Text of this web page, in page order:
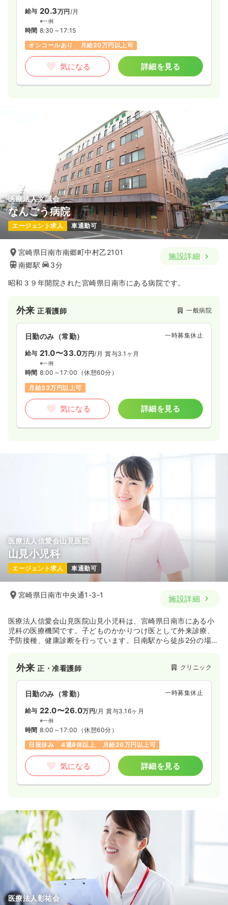
給与 20.3万円/月
※一例
時間 8:30～17:15
オンコールあり
月給20万円以上可
気になる 詳細を見る
医療法人文誠会
なんごう病院
エージェント求人 車通勤可
宮崎県日南市南郷町中村乙2101
南郷駅
3分
施設詳細
昭和３９年開院された宮崎県日南市にある病院です。
外来正看護師 一般病院
日勤のみ（常勤） 一時募集休止
給与 21.0〜33.0万円/月 賞与3.1ヶ月
※一例
時間 8:00～17:00 （休憩60分）
月給33万円以上可
気になる 詳細を見る
医療法人信愛会山見医院
山見小児科
エージェント求人 車通勤可
宮崎県日南市中央通1-3-1 施設詳細
医療法人信愛会山見医院山見小児科は、宮崎県日南市にある小
児科の医療機関です。子どものかかりつけ医として外来診療、
予防接種、健康診断を行っています。日南駅から徒歩2分の場所
外来正・准看護師 クリニック
日勤のみ（常勤） 一時募集休止
給与 22.0〜26.0万円/月 賞与3.16ヶ月
※一例
時間 8:00～17:00 （休憩60分）
日祝休み
4週8休以上 月給26万円以上可
気になる 詳細を見る
医療法人彰祐会